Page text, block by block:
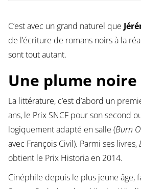
C’est avec un grand naturel que
de l’écriture de romans noirs à la
sont tout autant.
Une plume noire
La littérature, c’est d’abord un
ans, le Prix SNCF pour son second
logiquement adapté en salle (Burn
avec François Civil). Parmi ses livres,
obtient le Prix Historia en 2014.
Cinéphile depuis le plus jeune âge,